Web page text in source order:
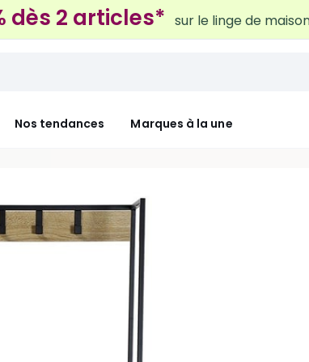
Nos tendances Marques à la une